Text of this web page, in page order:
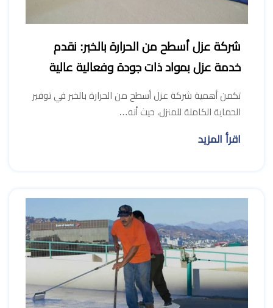
شركة عزل أسطح من الحرارة بالخبر: نقدم
خدمة عزل بمواد ذات جودة وفعالية عالية
تكمن أهمية شركة عزل أسطح من الحرارة بالخبر في توفير
الحماية الكاملة للمنزل، حيث أنه…
اقرأ المزيد